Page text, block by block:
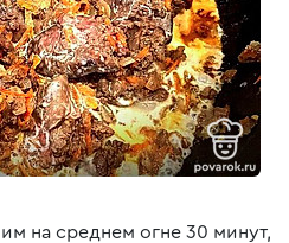
на среднем огне 30 минут,